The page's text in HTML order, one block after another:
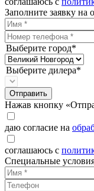
Заполните заявку на
Выберите город*
Выберите дилера*
Отправить
Нажав кнопку
даю согласие на
соглашаюсь с
Специальные